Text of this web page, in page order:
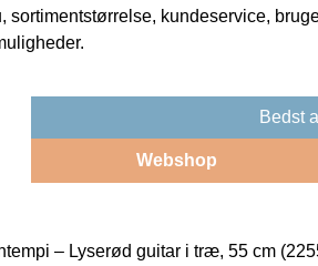
sortimentstørrelse, kundeservice,
Bedst
Webshop
– Lyserød guitar i træ, 55 cm